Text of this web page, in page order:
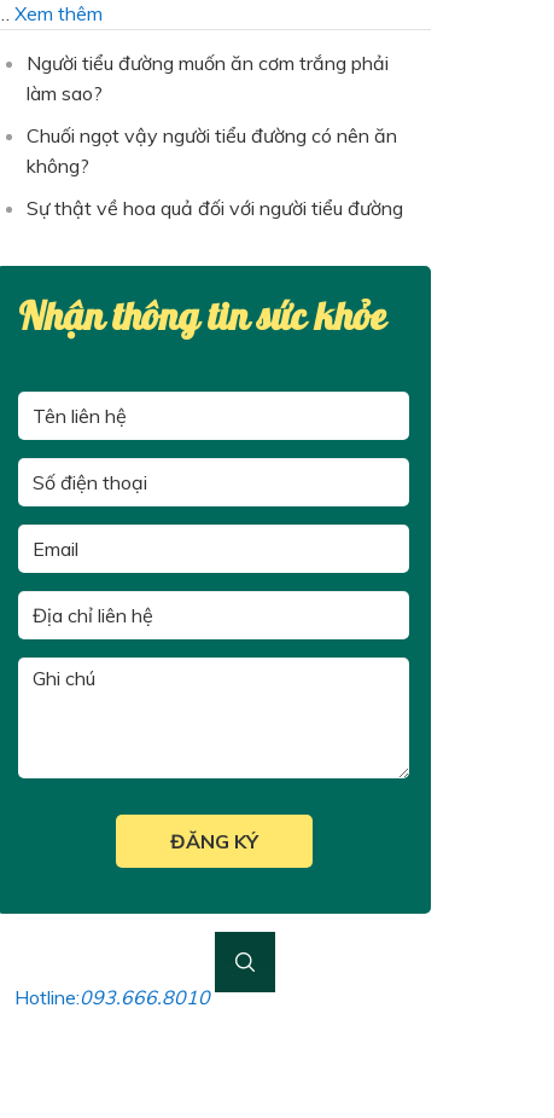
Xem thêm
Người tiểu đường muốn ăn cơm trắng phải
làm sao?
Chuối ngọt vậy người tiểu đường có nên ăn
không?
Sự thật về hoa quả đối với người tiểu đường
Nhận thông tin sức khỏe
Hotline:093.666.8010